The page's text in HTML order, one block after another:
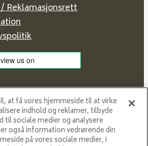
Reklamasjonsrett
at få vores hjemmeside til at virke
indhold og reklamer, tilbyde
sociale medier og analysere
også information vedrørende din
på vores sociale medier, i